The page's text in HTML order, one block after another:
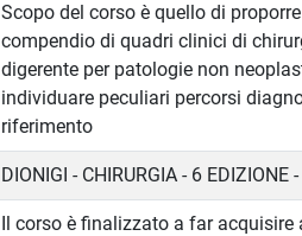
Scopo del corso è quello di
compendio di quadri clinici di
digerente per patologie non
individuare peculiari percorsi
riferimento
DIONIGI - CHIRURGIA - 6 EDIZIONE
Il corso è finalizzato a far